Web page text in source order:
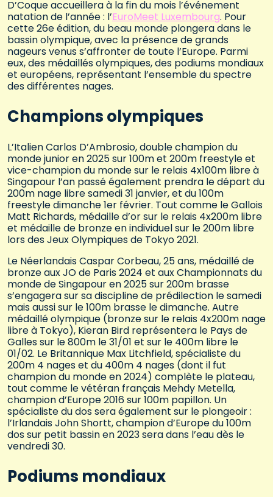
D’Coque accueillera à la fin du mois l’événement
natation de l’année : l’EuroMeet Luxembourg. Pour
cette 26e édition, du beau monde plongera dans le
bassin olympique, avec la présence de grands
nageurs venus s’affronter de toute l’Europe. Parmi
eux, des médaillés olympiques, des podiums mondiaux
et européens, représentant l’ensemble du spectre
des différentes nages.
Champions olympiques
L’Italien Carlos D’Ambrosio, double champion du
monde junior en 2025 sur 100m et 200m freestyle et
vice-champion du monde sur le relais 4x100m libre à
Singapour l’an passé également prendra le départ du
200m nage libre samedi 31 janvier, et du 100m
freestyle dimanche 1er février. Tout comme le Gallois
Matt Richards, médaille d’or sur le relais 4x200m libre
et médaille de bronze en individuel sur le 200m libre
lors des Jeux Olympiques de Tokyo 2021.
Le Néerlandais Caspar Corbeau, 25 ans, médaillé de
bronze aux JO de Paris 2024 et aux Championnats du
monde de Singapour en 2025 sur 200m brasse
s’engagera sur sa discipline de prédilection le samedi
mais aussi sur le 100m brasse le dimanche. Autre
médaillé olympique (bronze sur le relais 4x200m nage
libre à Tokyo), Kieran Bird représentera le Pays de
Galles sur le 800m le 31/01 et sur le 400m libre le
01/02. Le Britannique Max Litchfield, spécialiste du
200m 4 nages et du 400m 4 nages (dont il fut
champion du monde en 2024) complète le plateau,
tout comme le vétéran français Mehdy Metella,
champion d’Europe 2016 sur 100m papillon. Un
spécialiste du dos sera également sur le plongeoir :
l’Irlandais John Shortt, champion d’Europe du 100m
dos sur petit bassin en 2023 sera dans l’eau dès le
vendredi 30.
Podiums mondiaux